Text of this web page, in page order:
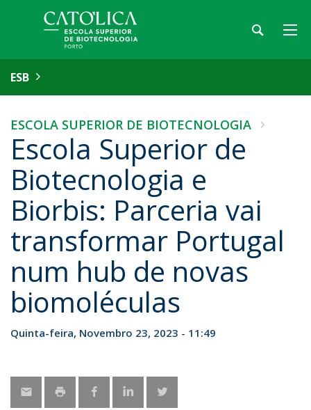
ESB
ESCOLA SUPERIOR DE BIOTECNOLOGIA
Escola Superior de
Biotecnologia e
Biorbis: Parceria vai
transformar Portugal
num hub de novas
biomoléculas
Quinta-feira, Novembro 23, 2023 - 11:49